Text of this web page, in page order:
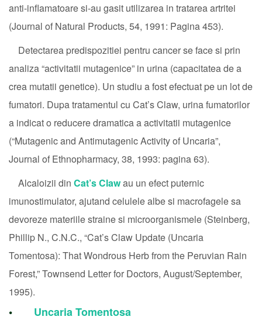
anti-inflamatoare si-au gasit utilizarea in tratarea artritei
(Journal of Natural Products, 54, 1991: Pagina 453).
Detectarea predispozitiei pentru cancer se face si prin
analiza “activitatii mutagenice” in urina (capacitatea de a
crea mutatii genetice). Un studiu a fost efectuat pe un lot de
fumatori. Dupa tratamentul cu Cat’s Claw, urina fumatorilor
a indicat o reducere dramatica a activitatii mutagenice
(“Mutagenic and Antimutagenic Activity of Uncaria”,
Journal of Ethnopharmacy, 38, 1993: pagina 63).
Alcaloizii din Cat’s Clawau un efect puternic
imunostimulator, ajutand celulele albe si macrofagele sa
devoreze materiile straine si microorganismele (Steinberg,
Phillip N., C.N.C., “Cat’s Claw Update (Uncaria
Tomentosa): That Wondrous Herb from the Peruvian Rain
Forest,” Townsend Letter for Doctors, August/September,
1995).
Uncaria Tomentosa